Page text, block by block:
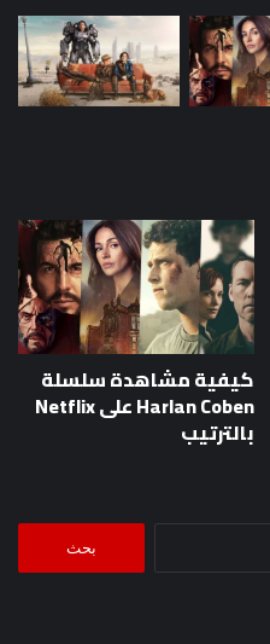
كيفية مشاهدة سلسلة
Harlan Coben على Netflix
بالترتيب